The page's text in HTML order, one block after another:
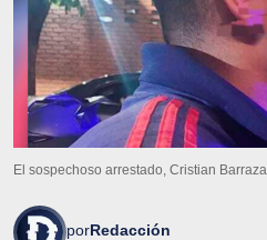
El sospechoso arrestado, Cristian Barraza.
porRedacción